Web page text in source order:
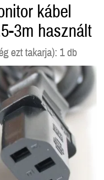
kábel
3m használt
ezt takarja): 1 db